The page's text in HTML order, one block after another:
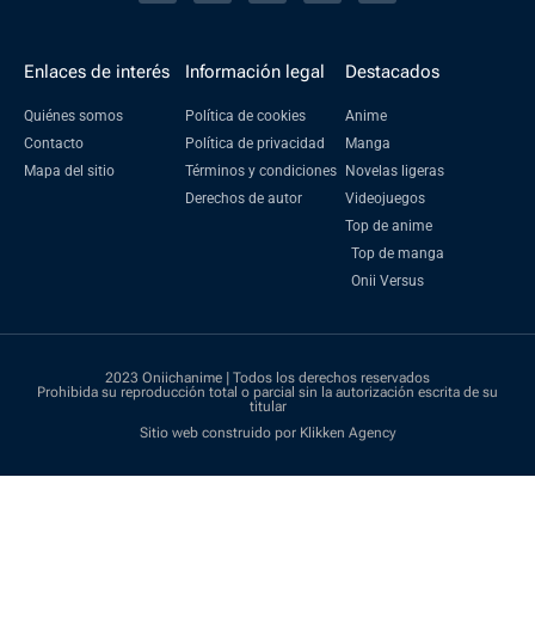
Enlaces de interés
Quiénes somos
Contacto
Mapa del sitio
Información legal
Política de cookies
Política de privacidad
Términos y condiciones
Derechos de autor
Destacados
Anime
Manga
Novelas ligeras
Videojuegos
Top de anime
Top de manga
Onii Versus
2023 Oniichanime | Todos los derechos reservados
Prohibida su reproducción total o parcial sin la autorización escrita de su
titular
Sitio web construido por Klikken Agency